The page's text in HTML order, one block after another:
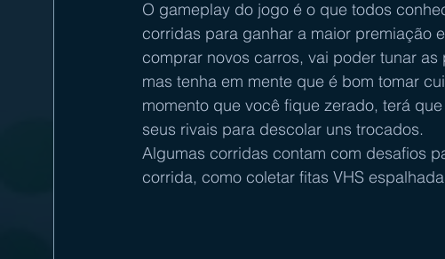
O gameplay do jogo é o que todos
corridas para ganhar a maior premiação
comprar novos carros, vai poder tunar
mas tenha em mente que é bom tomar
momento que você fique zerado, terá
seus rivais para descolar uns trocados.
Algumas corridas contam com desafios
corrida, como coletar fitas VHS